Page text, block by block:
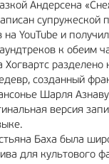
Андерсена
YouTube и
к обеим
созданный
Шарля
версия
Баха была
для культового